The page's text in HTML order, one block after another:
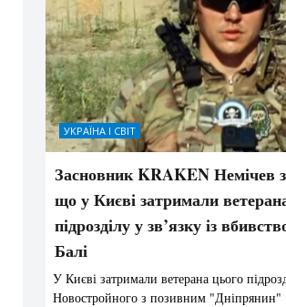
УКРАЇНА І СВІТ
Засновник KRAKEN Немічев
що у Києві затримали
підрозділу у зв’язку із
Балі
У Києві затримали ветерана цього
Новостройного з позивним "Дніпрянин"